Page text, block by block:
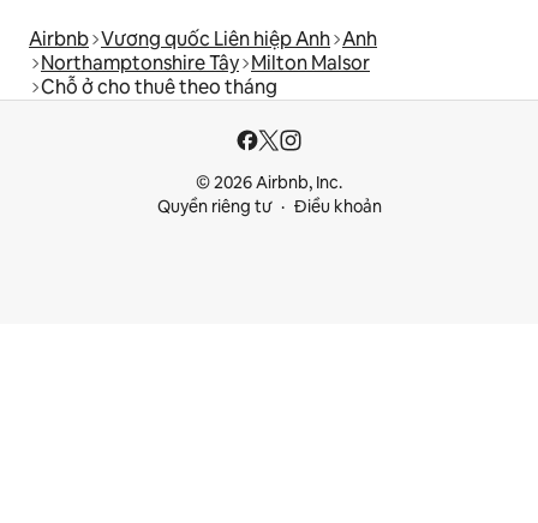
Airbnb Vương quốc Liên hiệp Anh Anh
Northamptonshire Tây Milton Malsor
Chỗ ở cho thuê theo tháng
© 2026 Airbnb, Inc.
Quyền riêng tư
Điều khoản